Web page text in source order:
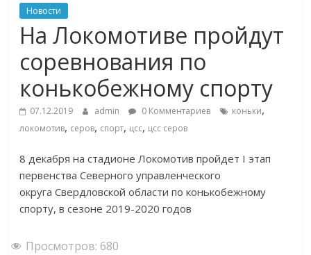
Новости
На Локомотиве пройдут
соревнования по
конькобежному спорту
07.12.2019 admin 0 Комментариев коньки,
локомотив, серов, спорт, цсс, цсс серов
8 декабря на стадионе Локомотив пройдет I этап
первенства Северного управленческого
округа Свердловской области по конькобежному
спорту, в сезоне 2019-2020 годов
Просмотров: 680